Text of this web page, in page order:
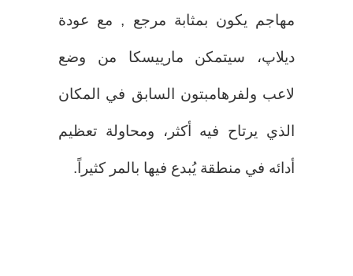
مهاجم يكون بمثابة مرجع , مع عودة
ديلاپ، سيتمكن مارييسكا من وضع
لاعب ولفرهامبتون السابق في المكان
الذي يرتاح فيه أكثر، ومحاولة تعظيم
أدائه في منطقة يُبدع فيها بالمر كثيراً.